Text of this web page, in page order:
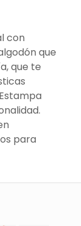
con
que
que te
para